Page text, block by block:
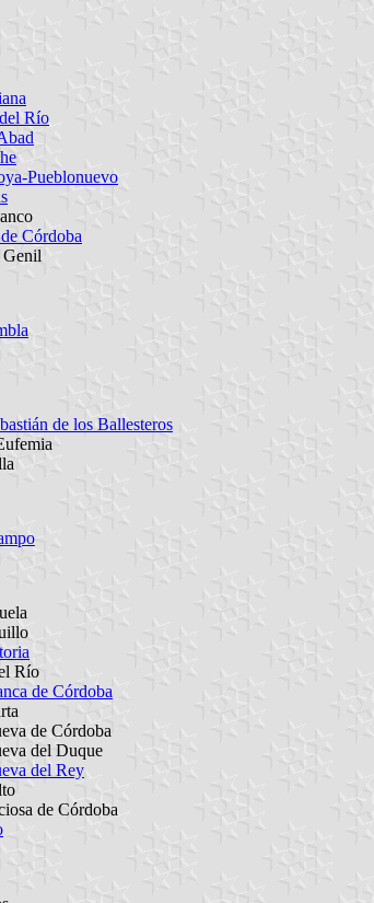
Río
Pueblonuevo
Córdoba
Genil
de los Ballesteros
Río
de Córdoba
de Córdoba
del Duque
del Rey
de Córdoba